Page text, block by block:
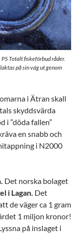
Totalt fiskeförbud råder.
på sin väg ut genom
i Ätran skall
skyddsvärda
i ”döda fallen”
en snabb och
i N2000
Det norska bolaget
i Lagan. Det
de väger ca 1 gram
1 miljon kronor!
på inslaget i